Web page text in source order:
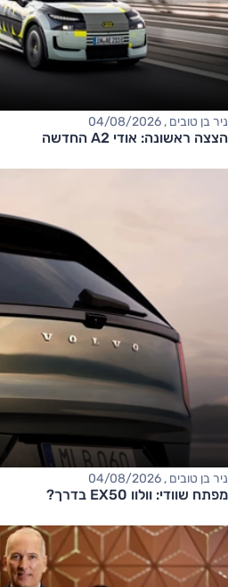
ניר בן טובים , 04/08/2026
הצצה ראשונה: אודי A2 החדשה
ניר בן טובים , 04/08/2026
מפתח שוודי: וולוו EX50 בדרך?